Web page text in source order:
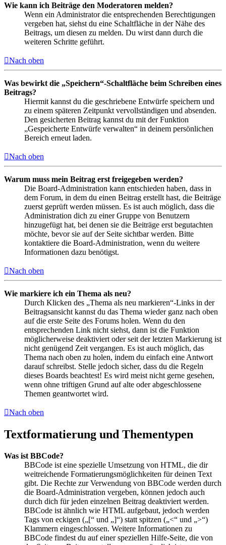
Wie kann ich Beiträge den Moderatoren melden?
Wenn ein Administrator die entsprechenden Berechtigungen
vergeben hat, siehst du eine Schaltfläche in der Nähe des
Beitrags, um diesen zu melden. Du wirst dann durch die
weiteren Schritte geführt.
Nach oben
Was bewirkt die „Speichern“-Schaltfläche beim Schreiben eines
Beitrags?
Hiermit kannst du die geschriebene Entwürfe speichern und
zu einem späteren Zeitpunkt vervollständigen und absenden.
Den gesicherten Beitrag kannst du mit der Funktion
„Gespeicherte Entwürfe verwalten“ in deinem persönlichen
Bereich erneut laden.
Nach oben
Warum muss mein Beitrag erst freigegeben werden?
Die Board-Administration kann entschieden haben, dass in
dem Forum, in dem du einen Beitrag erstellt hast, die Beiträge
zuerst geprüft werden müssen. Es ist auch möglich, dass die
Administration dich zu einer Gruppe von Benutzern
hinzugefügt hat, bei denen sie die Beiträge erst begutachten
möchte, bevor sie auf der Seite sichtbar werden. Bitte
kontaktiere die Board-Administration, wenn du weitere
Informationen dazu benötigst.
Nach oben
Wie markiere ich ein Thema als neu?
Durch Klicken des „Thema als neu markieren“-Links in der
Beitragsansicht kannst du das Thema wieder ganz nach oben
auf die erste Seite des Forums holen. Wenn du den
entsprechenden Link nicht siehst, dann ist die Funktion
möglicherweise deaktiviert oder seit der letzten Markierung ist
nicht genügend Zeit vergangen. Es ist auch möglich, das
Thema nach oben zu holen, indem du einfach eine Antwort
darauf schreibst. Stelle jedoch sicher, dass du die Regeln
dieses Boards beachtest! Es wird meist nicht gerne gesehen,
wenn ohne triftigen Grund auf alte oder abgeschlossene
Themen geantwortet wird.
Nach oben
Textformatierung und Thementypen
Was ist BBCode?
BBCode ist eine spezielle Umsetzung von HTML, die dir
weitreichende Formatierungsmöglichkeiten für deinen Text
gibt. Die Rechte zur Verwendung von BBCode werden durch
die Board-Administration vergeben, können jedoch auch
durch dich für jeden einzelnen Beitrag deaktiviert werden.
BBCode ist ähnlich wie HTML aufgebaut, jedoch werden
Tags von eckigen („[“ und „]“) statt spitzen („<“ und „>“)
Klammern eingeschlossen. Weitere Informationen zu
BBCode findest du auf einer speziellen Hilfe-Seite, die von